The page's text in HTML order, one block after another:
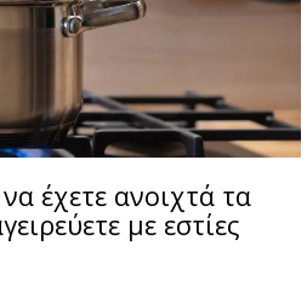
έχετε ανοιχτά τα
με εστίες